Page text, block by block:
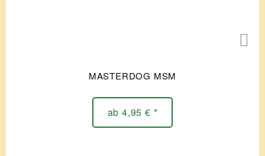
MASTERDOG MSM
ab 4,95 € *